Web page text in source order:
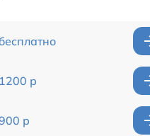
1200 р
р